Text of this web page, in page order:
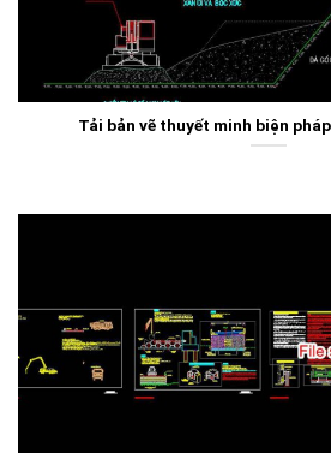
Tải bản vẽ thuyết minh biện